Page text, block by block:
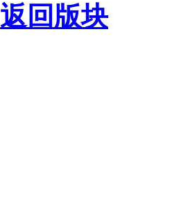
返回版块